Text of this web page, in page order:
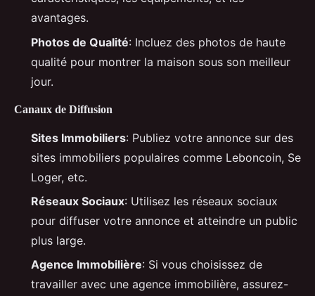
avantages.
Photos de Qualité: Incluez des photos de haute
qualité pour montrer la maison sous son meilleur
jour.
Canaux de Diffusion
Sites Immobiliers: Publiez votre annonce sur des
sites immobiliers populaires comme Leboncoin, Se
Loger, etc.
Réseaux Sociaux: Utilisez les réseaux sociaux
pour diffuser votre annonce et atteindre un public
plus large.
Agence Immobilière: Si vous choisissez de
travailler avec une agence immobilière, assurez-